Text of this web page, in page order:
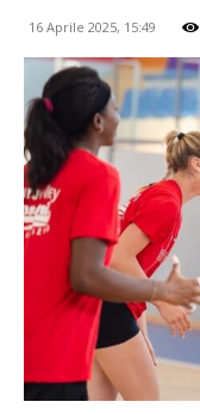
16 Aprile 2025, 15:49